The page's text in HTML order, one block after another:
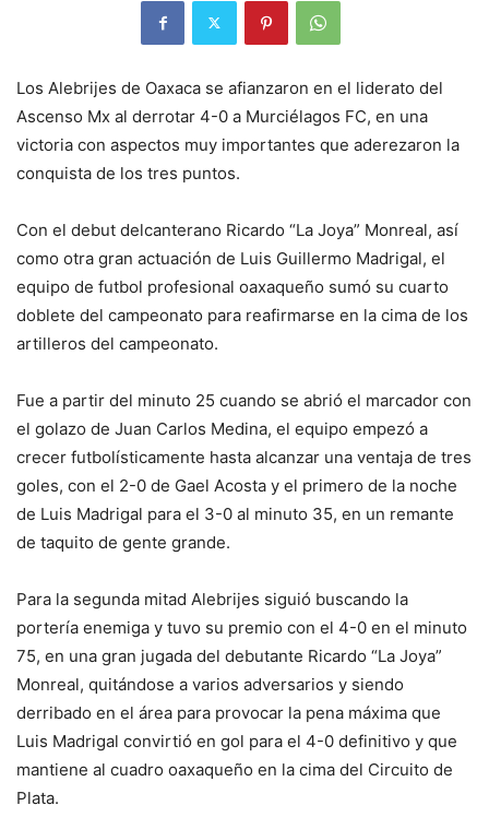
Los Alebrijes de Oaxaca se afianzaron en el liderato del
Ascenso Mx al derrotar 4-0 a Murciélagos FC, en una
victoria con aspectos muy importantes que aderezaron la
conquista de los tres puntos.
Con el debut delcanterano Ricardo “La Joya” Monreal, así
como otra gran actuación de Luis Guillermo Madrigal, el
equipo de futbol profesional oaxaqueño sumó su cuarto
doblete del campeonato para reafirmarse en la cima de los
artilleros del campeonato.
Fue a partir del minuto 25 cuando se abrió el marcador con
el golazo de Juan Carlos Medina, el equipo empezó a
crecer futbolísticamente hasta alcanzar una ventaja de tres
goles, con el 2-0 de Gael Acosta y el primero de la noche
de Luis Madrigal para el 3-0 al minuto 35, en un remante
de taquito de gente grande.
Para la segunda mitad Alebrijes siguió buscando la
portería enemiga y tuvo su premio con el 4-0 en el minuto
75, en una gran jugada del debutante Ricardo “La Joya”
Monreal, quitándose a varios adversarios y siendo
derribado en el área para provocar la pena máxima que
Luis Madrigal convirtió en gol para el 4-0 definitivo y que
mantiene al cuadro oaxaqueño en la cima del Circuito de
Plata.